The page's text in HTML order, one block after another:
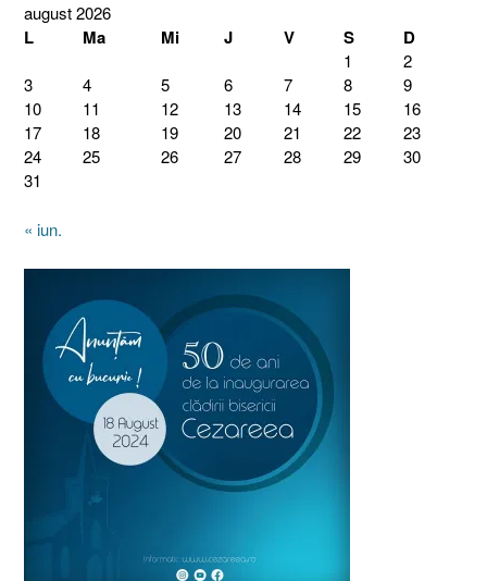
august 2026
L Ma Mi J V S D
1
2
3
4 5 6 7 8
9
10
11 12 13 14 15
16
17
18 19 20 21 22
23
24
25 26 27 28 29
30
31
« iun.